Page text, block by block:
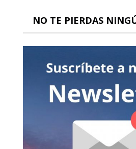
NO TE PIERDAS